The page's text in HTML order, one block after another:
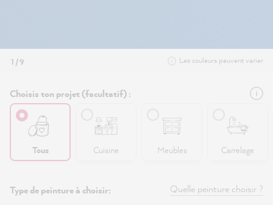
1 / 9 Les couleurs peuvent varier
Choisis ton projet (facultatif) :
Tous Cuisine Meubles Carrelage
Type de peinture à choisir: Quelle peinture choisir ?